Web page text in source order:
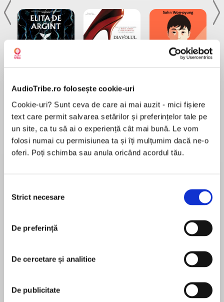
AudioTribe.ro folosește cookie-uri
Cookie-uri? Sunt ceva de care ai mai auzit - mici fișiere
text care permit salvarea setărilor și preferințelor tale pe
un site, ca tu să ai o experiență cât mai bună. Le vom
folosi numai cu permisiunea ta și îți mulțumim dacă ne-o
oferi. Poți schimba sau anula oricând acordul tău.
consimțământului
Strict necesare
De preferință
De cercetare și analitice
De publicitate
Desprecarte
Come to the Comfort Food Café this spring for
crumpet’ Sunday Times bestseller Milly
Johnson ‘Summer wouldn’t be Summer without
My name is Willow Longville. I live in a village
called Budbury on the stunning Dorset coast
with my mum Lynnie, who sometimes forgets
Café, which is really so much more than a café
În acest moment nu există recenzii